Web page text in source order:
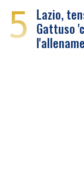
5 Lazio,
Gattuso